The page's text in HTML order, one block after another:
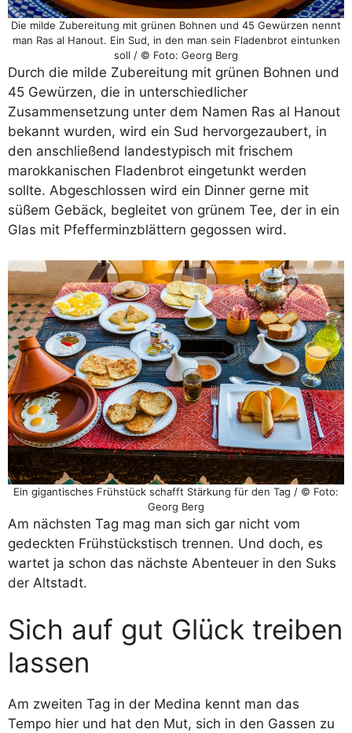
Die milde Zubereitung mit grünen Bohnen und 45 Gewürzen nennt
man Ras al Hanout. Ein Sud, in den man sein Fladenbrot eintunken
soll / © Foto: Georg Berg
Durch die milde Zubereitung mit grünen Bohnen und
45 Gewürzen, die in unterschiedlicher
Zusammensetzung unter dem Namen Ras al Hanout
bekannt wurden, wird ein Sud hervorgezaubert, in
den anschließend landestypisch mit frischem
marokkanischen Fladenbrot eingetunkt werden
sollte. Abgeschlossen wird ein Dinner gerne mit
süßem Gebäck, begleitet von grünem Tee, der in ein
Glas mit Pfefferminzblättern gegossen wird.
Ein gigantisches Frühstück schafft Stärkung für den Tag / © Foto:
Georg Berg
Am nächsten Tag mag man sich gar nicht vom
gedeckten Frühstückstisch trennen. Und doch, es
wartet ja schon das nächste Abenteuer in den Suks
der Altstadt.
Sich auf gut Glück treiben
lassen
Am zweiten Tag in der Medina kennt man das
Tempo hier und hat den Mut, sich in den Gassen zu